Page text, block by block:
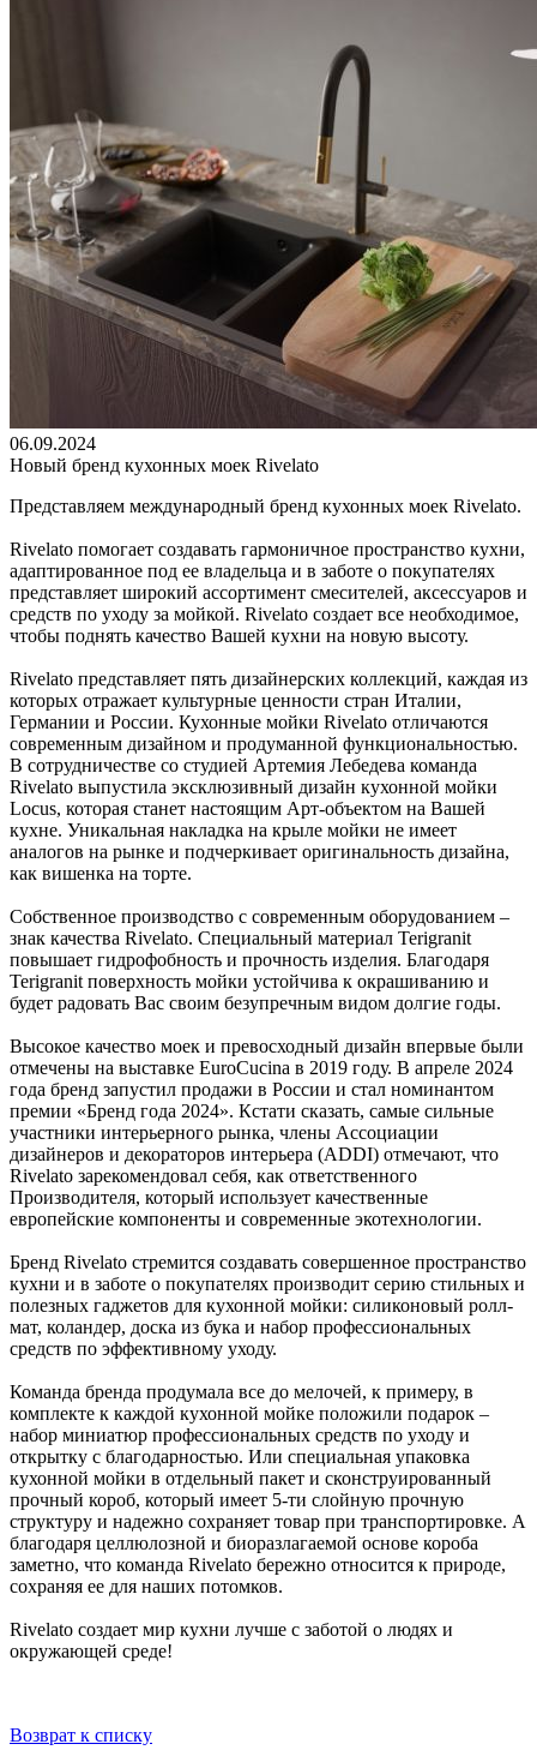
06.09.2024
Новый бренд кухонных моек Rivelato
Представляем международный бренд кухонных моек Rivelato.
Rivelato помогает создавать гармоничное пространство кухни,
адаптированное под ее владельца и в заботе о покупателях
представляет широкий ассортимент смесителей, аксессуаров и
средств по уходу за мойкой. Rivelato создает все необходимое,
чтобы поднять качество Вашей кухни на новую высоту.
Rivelato представляет пять дизайнерских коллекций, каждая из
которых отражает культурные ценности стран Италии,
Германии и России. Кухонные мойки Rivelato отличаются
современным дизайном и продуманной функциональностью.
В сотрудничестве со студией Артемия Лебедева команда
Rivelato выпустила эксклюзивный дизайн кухонной мойки
Locus, которая станет настоящим Арт-объектом на Вашей
кухне. Уникальная накладка на крыле мойки не имеет
аналогов на рынке и подчеркивает оригинальность дизайна,
как вишенка на торте.
Собственное производство с современным оборудованием –
знак качества Rivelato. Специальный материал Terigranit
повышает гидрофобность и прочность изделия. Благодаря
Terigranit поверхность мойки устойчива к окрашиванию и
будет радовать Вас своим безупречным видом долгие годы.
Высокое качество моек и превосходный дизайн впервые были
отмечены на выставке EuroCucina в 2019 году. В апреле 2024
года бренд запустил продажи в России и стал номинантом
премии «Бренд года 2024». Кстати сказать, самые сильные
участники интерьерного рынка, члены Ассоциации
дизайнеров и декораторов интерьера (ADDI) отмечают, что
Rivelato зарекомендовал себя, как ответственного
Производителя, который использует качественные
европейские компоненты и современные экотехнологии.
Бренд Rivelato стремится создавать совершенное пространство
кухни и в заботе о покупателях производит серию стильных и
полезных гаджетов для кухонной мойки: силиконовый ролл-
мат, коландер, доска из бука и набор профессиональных
средств по эффективному уходу.
Команда бренда продумала все до мелочей, к примеру, в
комплекте к каждой кухонной мойке положили подарок –
набор миниатюр профессиональных средств по уходу и
открытку с благодарностью. Или специальная упаковка
кухонной мойки в отдельный пакет и сконструированный
прочный короб, который имеет 5-ти слойную прочную
структуру и надежно сохраняет товар при транспортировке. А
благодаря целлюлозной и биоразлагаемой основе короба
заметно, что команда Rivelato бережно относится к природе,
сохраняя ее для наших потомков.
Rivelato создает мир кухни лучше с заботой о людях и
окружающей среде!
Возврат к списку